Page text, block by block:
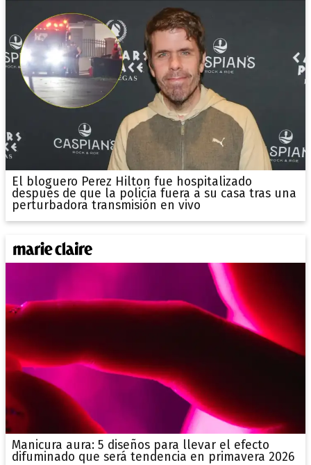
El bloguero Perez Hilton fue hospitalizado
después de que la policía fuera a su casa tras una
perturbadora transmisión en vivo
Manicura aura: 5 diseños para llevar el efecto
difuminado que será tendencia en primavera 2026